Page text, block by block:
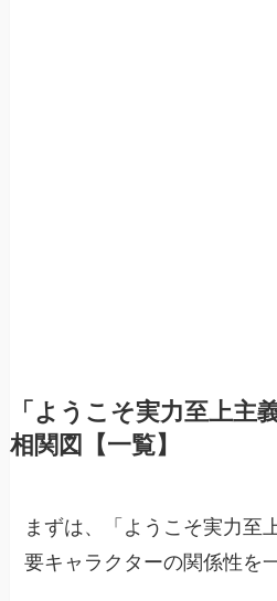
「ようこそ実力至上主
相関図【一覧】
まずは、「ようこそ実力至
要キャラクターの関係性を